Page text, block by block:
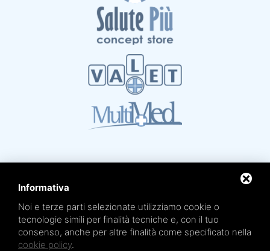
Mare Termale Bolognese e
Circuito della Salute +
sono un marchio diTRE EFFE s.r.l.
Sede legale e amministrativa: Via Irnerio 12/2 - 40126 Bologna - Tel/fax 051.4210046
Cod.Fisc e P.IVA 04045610377 - R.E.A. BO n. 334452 - R.I. BO n. 56601 - Cap. Soc.
€ 20.000,00 i.v.
Informativa
Noi e terze parti selezionate utilizziamo cookie o
tecnologie simili per finalità tecniche e, con il tuo
consenso, anche per altre finalità come specificato nella
cookie policy.